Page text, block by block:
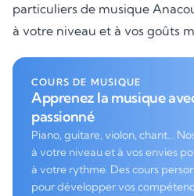
particuliers de musique
à votre niveau et à vos goûts
COURS DE MUSIQUE
Apprenez la musique
passionné
Piano, guitare, violon, chant…
à votre niveau et à vos envies
à votre rythme. Des cours
pour développer vos